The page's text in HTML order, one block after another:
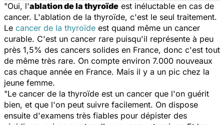
"Oui, l'ablation de la thyroïde est inéluctable en cas de
cancer. L'ablation de la thyroïde, c'est le seul traitement.
Le cancer de la thyroïde est quand même un cancer
curable. C'est un cancer rare puisqu'il représente à peu
près 1,5% des cancers solides en France, donc c'est tout
de même très rare. On compte environ 7.000 nouveaux
cas chaque année en France. Mais il y a un pic chez la
jeune femme.
"Le cancer de la thyroïde est un cancer que l'on guérit
bien, et que l'on peut suivre facilement. On dispose
ensuite d'examens très fiables pour dépister des